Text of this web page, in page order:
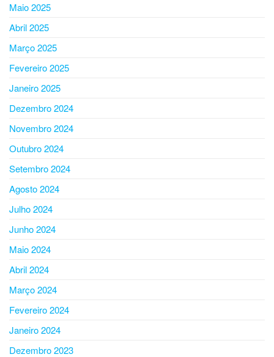
Maio 2025
Abril 2025
Março 2025
Fevereiro 2025
Janeiro 2025
Dezembro 2024
Novembro 2024
Outubro 2024
Setembro 2024
Agosto 2024
Julho 2024
Junho 2024
Maio 2024
Abril 2024
Março 2024
Fevereiro 2024
Janeiro 2024
Dezembro 2023